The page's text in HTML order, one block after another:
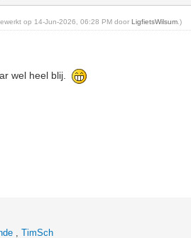
op 14-Jun-2026, 06:28 PM doorLigfietsWilsum .)
wel heel blij.
,TimSch